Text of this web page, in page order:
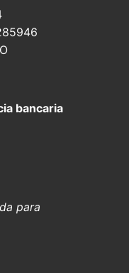
bancaria
para